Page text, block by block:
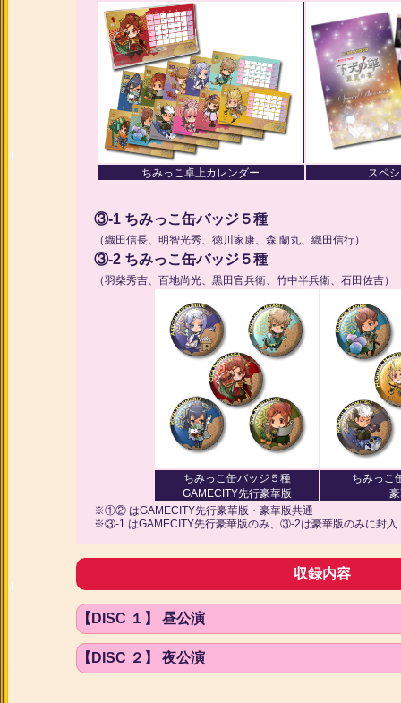
ちみっこ卓上カレンダー スペ
③-1 ちみっこ缶バッジ５種
（織田信長、明智光秀、徳川家康、森 蘭丸、織田信行）
③-2 ちみっこ缶バッジ５種
（羽柴秀吉、百地尚光、黒田官兵衛、竹中半兵衛、石田佐吉）
ちみっこ缶バッジ５種
GAMECITY先行豪華版
ちみっこ
※①② はGAMECITY先行豪華版・豪華版共通
※③-1 はGAMECITY先行豪華版のみ、③-2は豪華版のみに封入
収録内容
【DISC １】 昼公演
【DISC ２】 夜公演